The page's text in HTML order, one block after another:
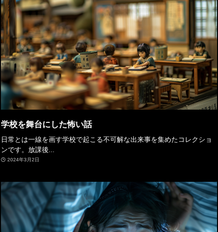
学校を舞台にした怖い話
日常とは一線を画す学校で起こる不可解な出来事を集めたコレクショ
ンです。放課後...
2024年3月2日